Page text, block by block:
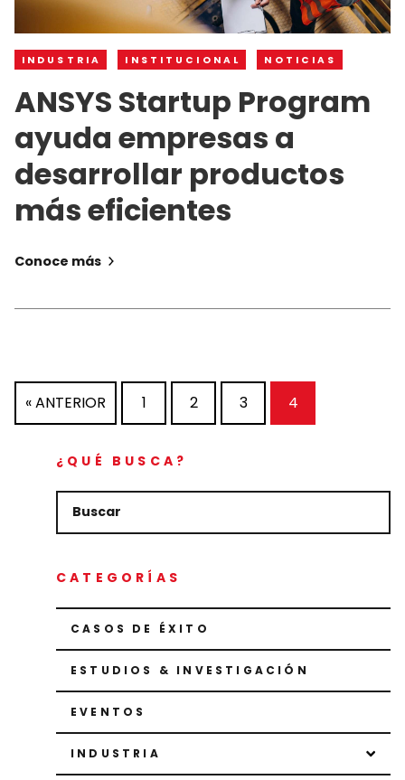
INDUSTRIA INSTITUCIONAL NOTICIAS
ANSYS Startup Program
ayuda empresas a
desarrollar productos
más eficientes
Conoce más
« ANTERIOR 1 2 3 4
¿QUÉ BUSCA?
CATEGORÍAS
CASOS DE ÉXITO
ESTUDIOS & INVESTIGACIÓN
EVENTOS
INDUSTRIA